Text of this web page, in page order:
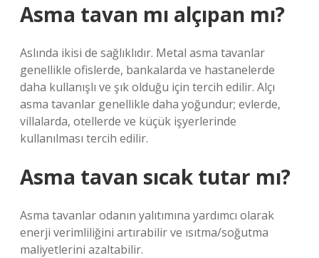
Asma tavan mı alçıpan mı?
Aslında ikisi de sağlıklıdır. Metal asma tavanlar
genellikle ofislerde, bankalarda ve hastanelerde
daha kullanışlı ve şık olduğu için tercih edilir. Alçı
asma tavanlar genellikle daha yoğundur; evlerde,
villalarda, otellerde ve küçük işyerlerinde
kullanılması tercih edilir.
Asma tavan sıcak tutar mı?
Asma tavanlar odanın yalıtımına yardımcı olarak
enerji verimliliğini artırabilir ve ısıtma/soğutma
maliyetlerini azaltabilir.